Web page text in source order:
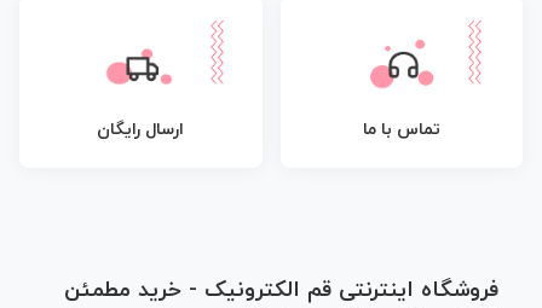
تماس با ما ارسال رایگان
فروشگاه اینترنتی قم الکترونیک - خرید مطمئن